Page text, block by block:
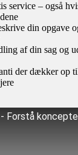
service – også
din opgave
af din sag og
der dækker op
Forstå